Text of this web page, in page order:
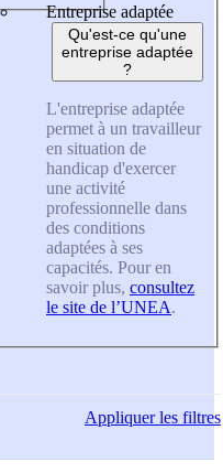
Entreprise adaptée
Qu'est-ce qu'une
entreprise adaptée
?
L'entreprise adaptée
permet à un travailleur
en situation de
handicap d'exercer
une activité
professionnelle dans
des conditions
adaptées à ses
capacités. Pour en
savoir plus, consultez
le site de l’UNEA.
Appliquerles filtres